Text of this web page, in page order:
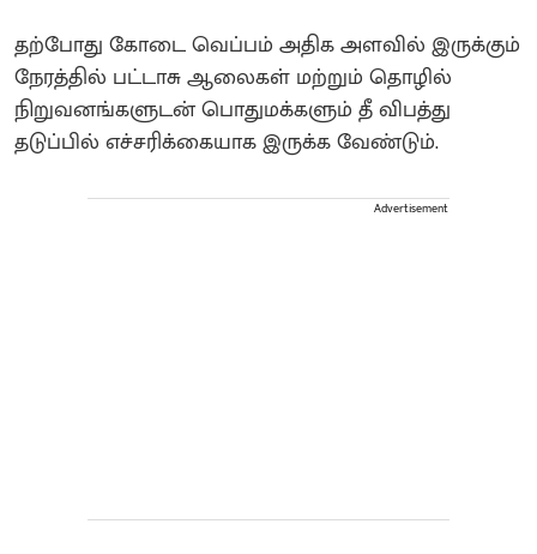
தற்போது கோடை வெப்பம் அதிக அளவில் இருக்கும்
நேரத்தில் பட்டாசு ஆலைகள் மற்றும் தொழில்
நிறுவனங்களுடன் பொதுமக்களும் தீ விபத்து
தடுப்பில் எச்சரிக்கையாக இருக்க வேண்டும்.
Advertisement